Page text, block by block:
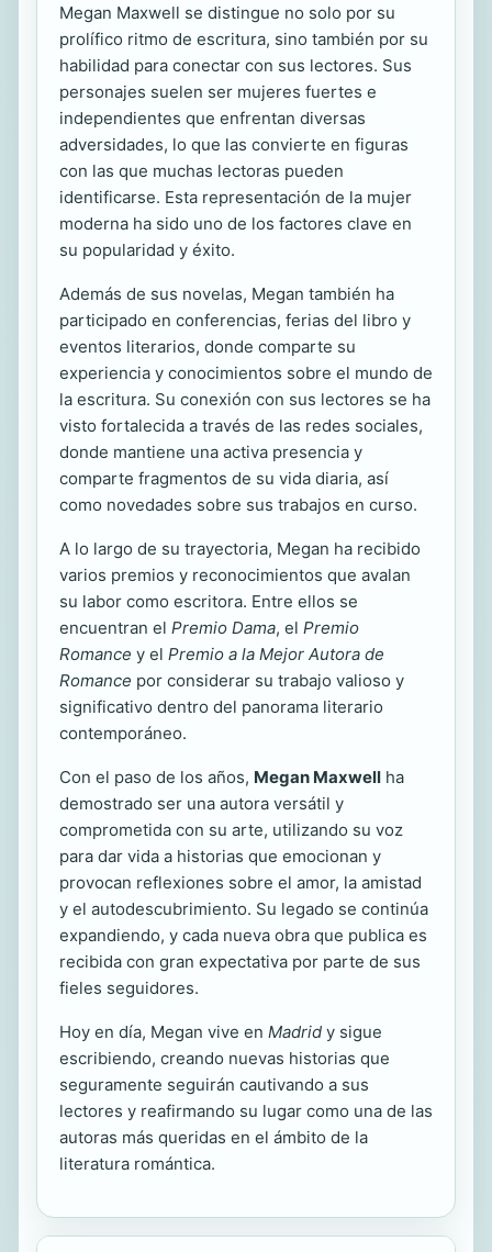
Megan Maxwell se distingue no solo por su
prolífico ritmo de escritura, sino también por su
habilidad para conectar con sus lectores. Sus
personajes suelen ser mujeres fuertes e
independientes que enfrentan diversas
adversidades, lo que las convierte en figuras
con las que muchas lectoras pueden
identificarse. Esta representación de la mujer
moderna ha sido uno de los factores clave en
su popularidad y éxito.
Además de sus novelas, Megan también ha
participado en conferencias, ferias del libro y
eventos literarios, donde comparte su
experiencia y conocimientos sobre el mundo de
la escritura. Su conexión con sus lectores se ha
visto fortalecida a través de las redes sociales,
donde mantiene una activa presencia y
comparte fragmentos de su vida diaria, así
como novedades sobre sus trabajos en curso.
A lo largo de su trayectoria, Megan ha recibido
varios premios y reconocimientos que avalan
su labor como escritora. Entre ellos se
encuentran el Premio Dama, el Premio
Romance y el Premio a la Mejor Autora de
Romance por considerar su trabajo valioso y
significativo dentro del panorama literario
contemporáneo.
Con el paso de los años, Megan Maxwell ha
demostrado ser una autora versátil y
comprometida con su arte, utilizando su voz
para dar vida a historias que emocionan y
provocan reflexiones sobre el amor, la amistad
y el autodescubrimiento. Su legado se continúa
expandiendo, y cada nueva obra que publica es
recibida con gran expectativa por parte de sus
fieles seguidores.
Hoy en día, Megan vive en Madrid y sigue
escribiendo, creando nuevas historias que
seguramente seguirán cautivando a sus
lectores y reafirmando su lugar como una de las
autoras más queridas en el ámbito de la
literatura romántica.